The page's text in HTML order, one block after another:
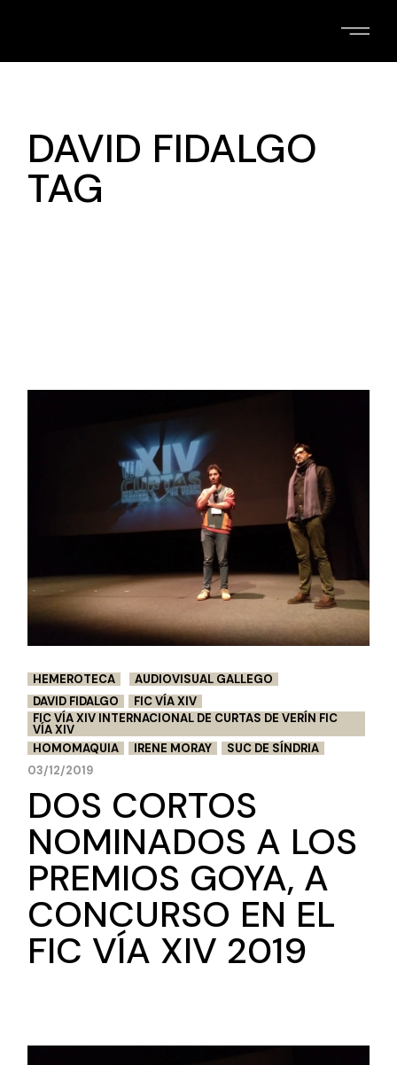
DAVID FIDALGO
TAG
HEMEROTECA
AUDIOVISUAL GALLEGO
DAVID FIDALGO
FIC VÍA XIV
FIC VÍA XIV INTERNACIONAL DE CURTAS DE VERÍN FIC
VÍA XIV
HOMOMAQUIA
IRENE MORAY
SUC DE SÍNDRIA
03/12/2019
DOS CORTOS
NOMINADOS A LOS
PREMIOS GOYA, A
CONCURSO EN EL
FIC VÍA XIV 2019